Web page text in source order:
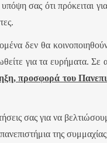
σας ότι πρόκειται για
δεν θα
για τα ευρήματα. Σε
προσφορά του
σας για να
της